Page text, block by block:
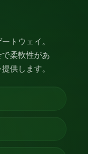
トウェイ。
柔軟性があ
供します。